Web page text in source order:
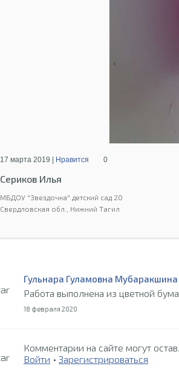
17 марта 2019 | Нравится 0
Сериков Илья
МБДОУ "Звездочка" детский сад 20
Свердловская обл., Нижний Тагил
Гульнара Гуламовна Мубаракшина
Работа выполнена из цветной
18 февраля 2020
Комментарии на сайте могут
Войти • Зарегистрироваться